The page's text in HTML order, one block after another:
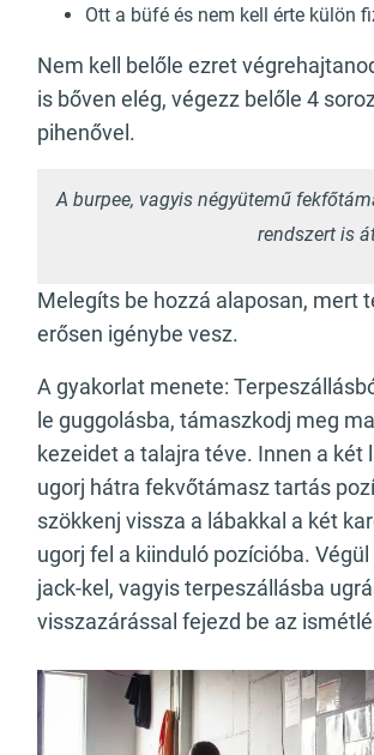
Ott a büfé és nem kell érte külön
Nem kell belőle ezret
is bőven elég, végezz belőle 4
pihenővel.
A burpee, vagyis négyütemű
rendszert is
Melegíts be hozzá alaposan, mert
erősen igénybe vesz.
A gyakorlat menete:
le guggolásba, támaszkodj meg
kezeidet a talajra téve. Innen a két
ugorj hátra fekvőtámasz tartás
szökkenj vissza a lábakkal a két
ugorj fel a kiinduló pozícióba.
jack-kel, vagyis terpeszállásba
visszazárással fejezd be az